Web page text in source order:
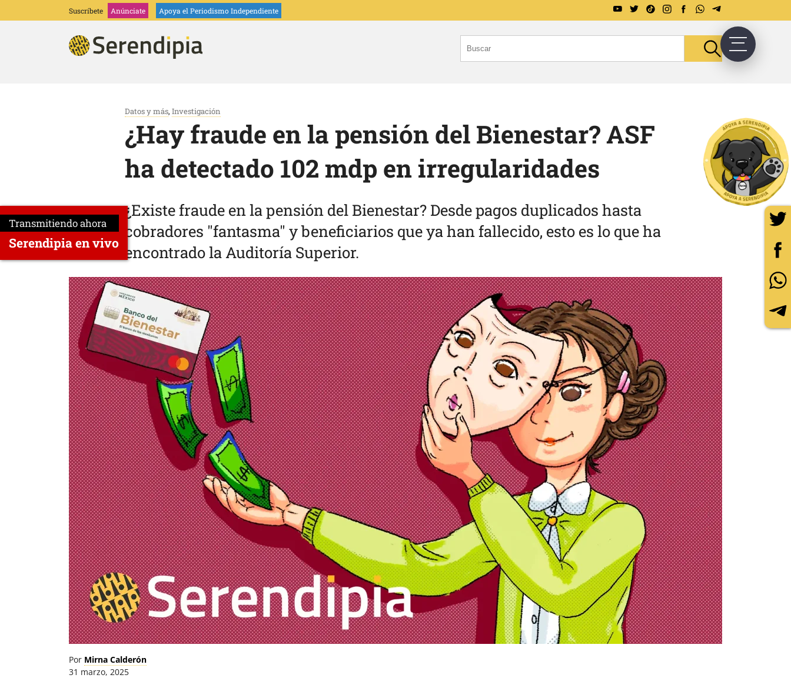
Suscríbete Anúnciate Apoya el Periodismo Independiente
Datos y más, Investigación
¿Hay fraude en la pensión del Bienestar? ASF
ha detectado 102 mdp en irregularidades
¿Existe fraude en la pensión del Bienestar? Desde pagos duplicados hasta
cobradores "fantasma" y beneficiarios que ya han fallecido, esto es lo que ha
encontrado la Auditoría Superior.
Por Mirna Calderón
31 marzo, 2025
Transmitiendo ahora
Serendipia en vivo